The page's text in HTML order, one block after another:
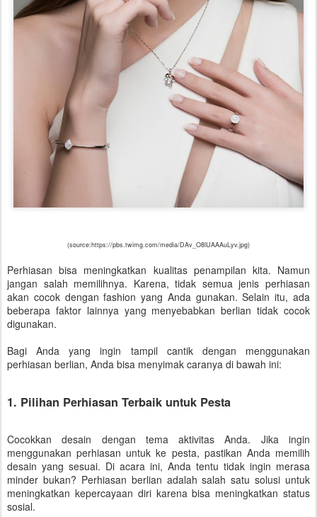
(source:https://pbs.twimg.com/media/DAv_O8lUAAAuLyv.jpg)
Perhiasan bisa meningkatkan kualitas penampilan kita. Namun
jangan salah memilihnya. Karena, tidak semua jenis perhiasan
akan cocok dengan fashion yang Anda gunakan. Selain itu, ada
beberapa faktor lainnya yang menyebabkan berlian tidak cocok
digunakan.
Bagi Anda yang ingin tampil cantik dengan menggunakan
perhiasan berlian, Anda bisa menyimak caranya di bawah ini:
1. Pilihan Perhiasan Terbaik untuk Pesta
Cocokkan desain dengan tema aktivitas Anda. Jika ingin
menggunakan perhiasan untuk ke pesta, pastikan Anda memilih
desain yang sesuai. Di acara ini, Anda tentu tidak ingin merasa
minder bukan? Perhiasan berlian adalah salah satu solusi untuk
meningkatkan kepercayaan diri karena bisa meningkatkan status
sosial.